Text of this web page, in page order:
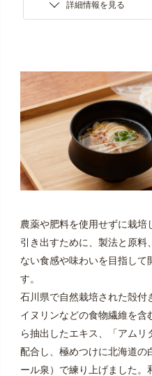
詳細情報を見る
農薬や肥料を使用せずに栽培
引き出すために、製法と原料
ない食感や味わいを目指し
す。
石川県で自然栽培された殻付
イヌリンなどの食物繊維を
ら抽出したエキス、「アムリ
配合し、極めつけに北海道の
ール泉）で練り上げました